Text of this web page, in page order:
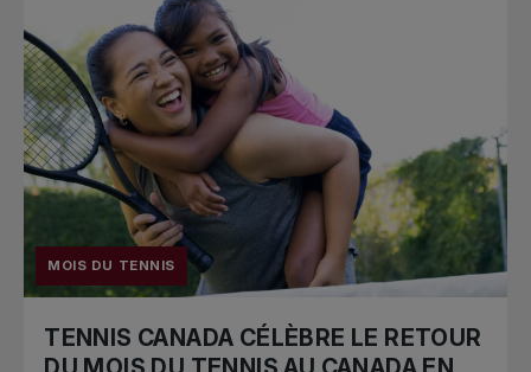
MOIS DU TENNIS
TENNIS CANADA CÉLÈBRE LE RETOUR